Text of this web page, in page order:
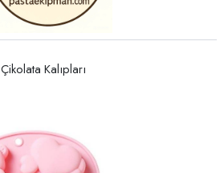
Çikolata Kalıpları